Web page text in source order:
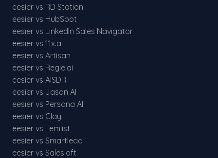
eesier vs RD Station
eesier vs HubSpot
eesier vs LinkedIn Sales Navigator
eesier vs 11x.ai
eesier vs Artisan
eesier vs Regie.ai
eesier vs AiSDR
eesier vs Jason AI
eesier vs Persana AI
eesier vs Clay
eesier vs Lemlist
eesier vs Smartlead
eesier vs Salesloft